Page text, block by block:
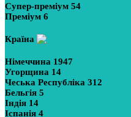
Супер-преміум 54
Преміум 6
Країна
Німеччина 1947
Угорщина 14
Чеська Республіка 312
Бельгія 5
Індія 14
Іспанія 4